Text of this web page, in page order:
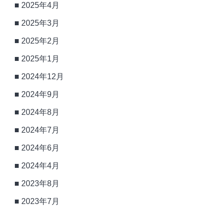
2025年4月
2025年3月
2025年2月
2025年1月
2024年12月
2024年9月
2024年8月
2024年7月
2024年6月
2024年4月
2023年8月
2023年7月